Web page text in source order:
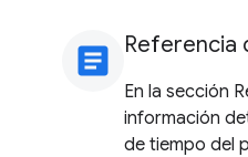
article Referencia
En la sección
información
de tiempo del